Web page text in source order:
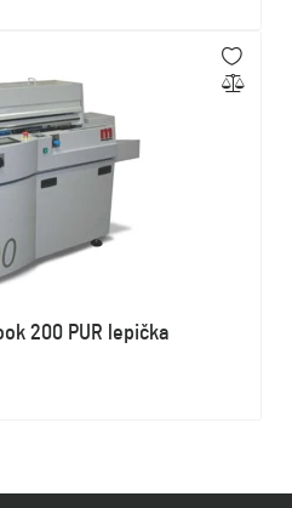
200 PUR lepička